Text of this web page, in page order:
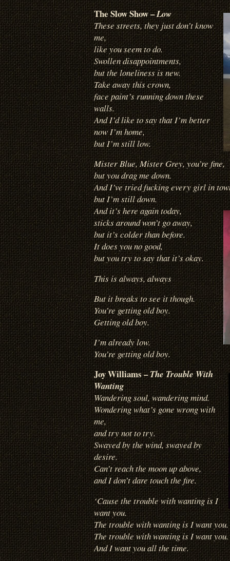
The Slow Show –Low
These streets, they just don’t know
me,
like you seem to do.
Swollen disappointments,
but the loneliness is new.
Take away this crown,
face paint’s running down these
walls.
And I’d like to say that I’m better
now I’m home,
but I’m still low.
Mister Blue, Mister Grey, you’re fine,
but you drag me down.
And I’ve tried fucking every girl in
but I’m still down.
And it’s here again today,
sticks around won’t go away,
but it’s colder than before.
It does you no good,
but you try to say that it’s okay.
This is always, always
But it breaks to see it though.
You’re getting old boy.
Getting old boy.
I’m already low.
You’re getting old boy.
Joy Williams –The Trouble With
Wanting
Wandering soul, wandering mind.
Wondering what’s gone wrong with
me,
and try not to try.
Swayed by the wind, swayed by
desire.
Can’t reach the moon up above,
and I don’t dare touch the fire.
‘Cause the trouble with wanting is I
want you.
The trouble with wanting is I want you.
The trouble with wanting is I want you.
And I want you all the time.